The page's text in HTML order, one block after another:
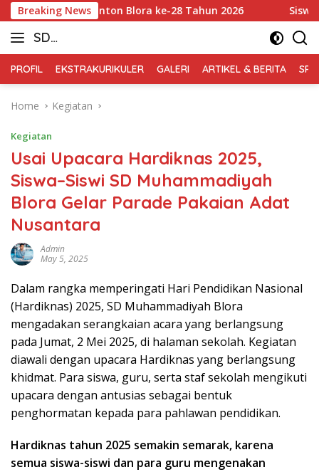
Skip
to
content
Breaking News
Badminton Blora ke-28 Tahun 2026 Siswa-Siswi
SD
Muhammadiyah
Blora
PROFIL EKSTRAKURIKULER GALERI ARTIKEL & BERITA
Home Kegiatan
Kegiatan
Usai Upacara Hardiknas 2025,
Siswa–Siswi SD Muhammadiyah
Blora Gelar Parade Pakaian Adat
Nusantara
Admin
May 5, 2025
Dalam rangka memperingati Hari Pendidikan Nasional
(Hardiknas) 2025, SD Muhammadiyah Blora
mengadakan serangkaian acara yang berlangsung
pada Jumat, 2 Mei 2025, di halaman sekolah. Kegiatan
diawali dengan upacara Hardiknas yang berlangsung
khidmat. Para siswa, guru, serta staf sekolah mengikuti
upacara dengan antusias sebagai bentuk
penghormatan kepada para pahlawan pendidikan.
Hardiknas tahun 2025 semakin semarak, karena
semua siswa-siswi dan para guru mengenakan